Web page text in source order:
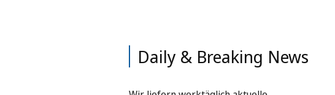
Daily & Breaking News